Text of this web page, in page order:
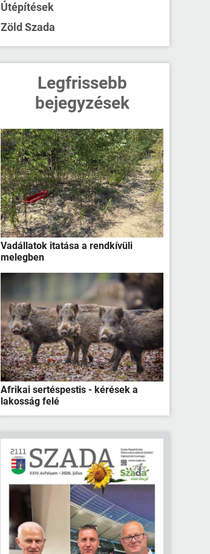
Útépítések
Zöld Szada
Legfrissebb
bejegyzések
Vadállatok itatása a rendkívüli
melegben
Afrikai sertéspestis - kérések a
lakosság felé